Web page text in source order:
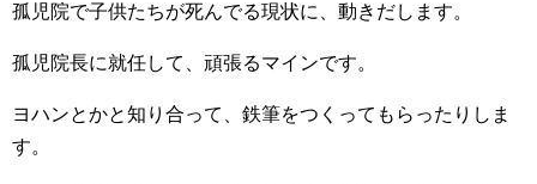
孤児院で子供たちが死んでる現状に、動きだします。
孤児院長に就任して、頑張るマインです。
ヨハンとかと知り合って、鉄筆をつくってもらったりしま
す。